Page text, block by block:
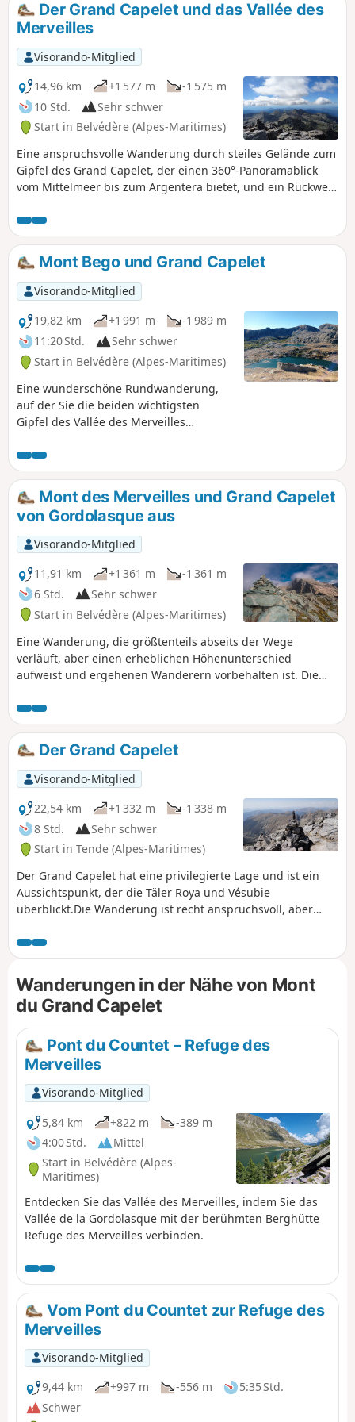
Der Grand Capelet und das Vallée des
Merveilles
Visorando-Mitglied
14,96 km
+1 577 m
-1 575 m
10 Std.
Sehr schwer
Start in Belvédère (Alpes-Maritimes)
Eine anspruchsvolle Wanderung durch steiles Gelände zum
Gipfel des Grand Capelet, der einen 360°-Panoramablick
vom Mittelmeer bis zum Argentera bietet, und ein Rückweg
einige der Felsgravuren der Gegend entdecken kann. Diese
Rundwanderung ist sehr lang und sehr anspruchsvoll und
daher ergehenen Bergsteigern vorbehalten.
Mont Bego und Grand Capelet
Visorando-Mitglied
19,82 km
+1 991 m
-1 989 m
11:20 Std.
Sehr schwer
Start in Belvédère (Alpes-Maritimes)
Eine wunderschöne Rundwanderung,
auf der Sie die beiden wichtigsten
Gipfel des Vallée des Merveilles
Capelet und den Mont Bego. Rund um
den Pas de l'Arpette und den Lac Autier
können Sie zahlreiche Gämsen
beobachten.
Mont des Merveilles und Grand Capelet
von Gordolasque aus
Visorando-Mitglied
11,91 km
+1 361 m
-1 361 m
6 Std.
Sehr schwer
Start in Belvédère (Alpes-Maritimes)
Eine Wanderung, die größtenteils abseits der Wege
verläuft, aber einen erheblichen Höhenunterschied
aufweist und ergehenen Wanderern vorbehalten ist. Die
der Täler Gordolasque, Merveilles und Valmasque, ist
sicherlich eine der schönsten im Mercantour.Beachten Sie
bitte die praktischen Informationen.
Der Grand Capelet
Visorando-Mitglied
22,54 km
+1 332 m
-1 338 m
8 Std.
Sehr schwer
Start in Tende (Alpes-Maritimes)
Der Grand Capelet hat eine privilegierte Lage und ist ein
Aussichtspunkt, der die Täler Roya und Vésubie
überblickt.Die Wanderung ist recht anspruchsvoll, aber
herrliches Panorama.
Wanderungen in der Nähe von Mont
du Grand Capelet
Pont du Countet – Refuge des
Merveilles
Visorando-Mitglied
5,84 km
+822 m
-389 m
4:00 Std.
Mittel
Start in Belvédère (Alpes-
Maritimes)
Entdecken Sie das Vallée des Merveilles, indem Sie das
Vallée de la Gordolasque mit der berühmten Berghütte
Refuge des Merveilles verbinden.
Vom Pont du Countet zur Refuge des
Merveilles
Visorando-Mitglied
9,44 km
+997 m -556 m
5:35 Std.
Schwer